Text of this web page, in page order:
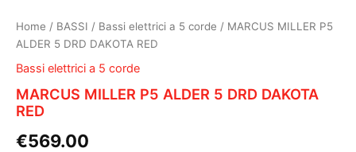
Home / BASSI / Bassi elettrici a 5 corde / MARCUS MILLER P5
ALDER 5 DRD DAKOTA RED
Bassi elettrici a 5 corde
MARCUS MILLER P5 ALDER 5 DRD DAKOTA
RED
€569.00